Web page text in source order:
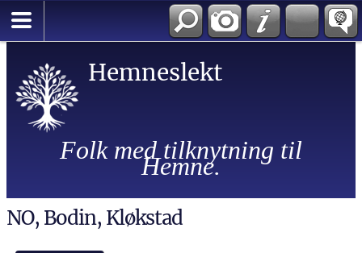
Hemneslekt
Folk med tilknytning til
Hemne.
NO, Bodin, Kløkstad